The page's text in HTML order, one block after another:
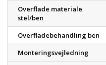
Overflade materiale
stel/ben
Overfladebehandling ben
Monteringsvejledning